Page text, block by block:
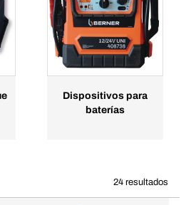
Dispositivos para
baterías
24 resultados